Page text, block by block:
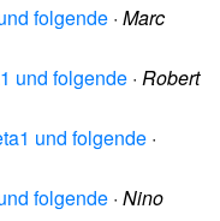
folgende · Marc
und folgende · Robert
und folgende ·
folgende · Nino